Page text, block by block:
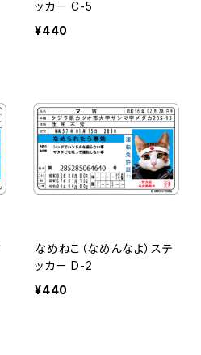
ッカー C-5
¥440
なめねこ（なめんなよ）ステ
ッカー D-2
¥440